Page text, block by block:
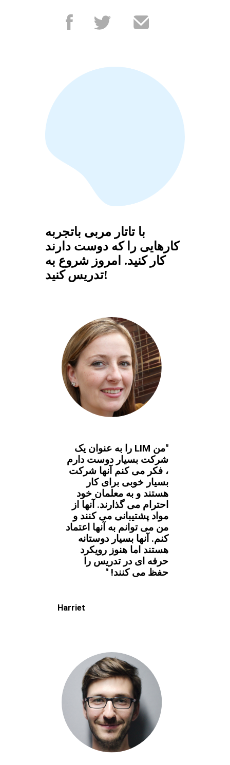
با تاتار مربی باتجربه
کارهایی را که دوست دارند
کار کنید. امروز شروع به
تدریس کنید!
"من LIM را به عنوان یک
شرکت بسیار دوست دارم
، فکر می کنم آنها شرکت
بسیار خوبی برای کار
هستند و به معلمان خود
احترام می گذارند. آنها از
مواد پشتیبانی می کنند و
من می توانم به آنها اعتماد
کنم. آنها بسیار دوستانه
هستند اما هنوز رویکرد
حرفه ای در تدریس را
حفظ می کنند! "
Harriet